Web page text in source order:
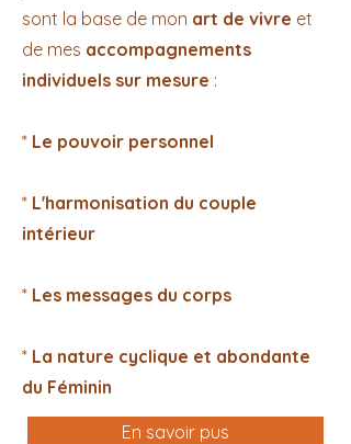
sont la base de mon art de vivre et
de mes accompagnements
individuels sur mesure :
* Le pouvoir personnel
* L'harmonisation du couple
intérieur
* Les messages du corps
* La nature cyclique et abondante
du Féminin
En savoir pus